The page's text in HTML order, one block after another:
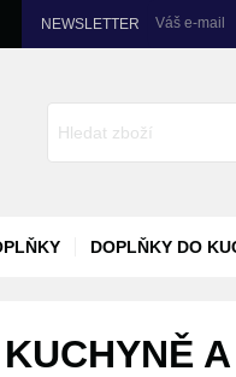
NEWSLETTER Váš e-mail
DOPLŇKY DO